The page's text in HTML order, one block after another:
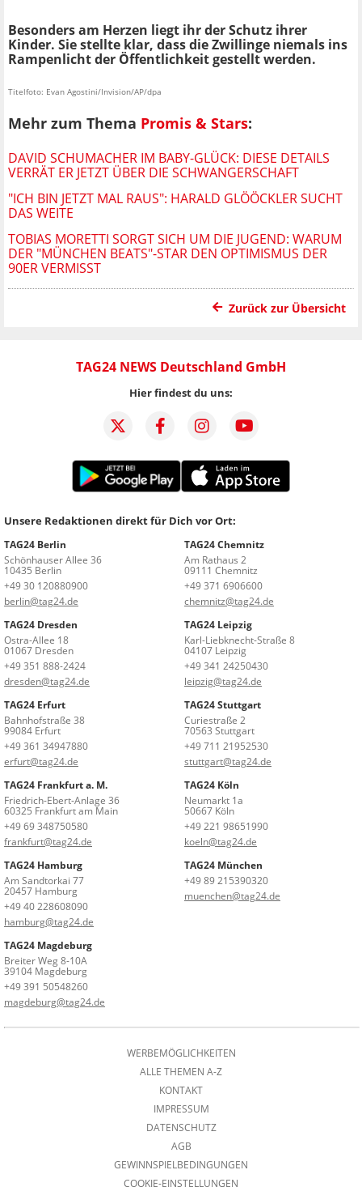
Besonders am Herzen liegt ihr der Schutz ihrer
Kinder. Sie stellte klar, dass die Zwillinge niemals ins
Rampenlicht der Öffentlichkeit gestellt werden.
Titelfoto: Evan Agostini/Invision/AP/dpa
Mehr zum Thema Promis & Stars:
DAVID SCHUMACHER IM BABY-GLÜCK: DIESE DETAILS
VERRÄT ER JETZT ÜBER DIE SCHWANGERSCHAFT
"ICH BIN JETZT MAL RAUS": HARALD GLÖÖCKLER SUCHT
DAS WEITE
TOBIAS MORETTI SORGT SICH UM DIE JUGEND: WARUM
DER "MÜNCHEN BEATS"-STAR DEN OPTIMISMUS DER
90ER VERMISST
Zurück zur Übersicht
TAG24 NEWS Deutschland GmbH
Hier findest du uns:
Unsere Redaktionen direkt für Dich vor Ort:
TAG24 Berlin
Schönhauser Allee 36
10435 Berlin
+49 30 120880900
berlin@tag24.de
TAG24 Chemnitz
Am Rathaus 2
09111 Chemnitz
+49 371 6906600
chemnitz@tag24.de
TAG24 Dresden
Ostra-Allee 18
01067 Dresden
+49 351 888-2424
dresden@tag24.de
TAG24 Leipzig
Karl-Liebknecht-Straße 8
04107 Leipzig
+49 341 24250430
leipzig@tag24.de
TAG24 Erfurt
Bahnhofstraße 38
99084 Erfurt
+49 361 34947880
erfurt@tag24.de
TAG24 Stuttgart
Curiestraße 2
70563 Stuttgart
+49 711 21952530
stuttgart@tag24.de
TAG24 Frankfurt a. M.
Friedrich-Ebert-Anlage 36
60325 Frankfurt am Main
+49 69 348750580
frankfurt@tag24.de
TAG24 Köln
Neumarkt 1a
50667 Köln
+49 221 98651990
koeln@tag24.de
TAG24 Hamburg
Am Sandtorkai 77
20457 Hamburg
+49 40 228608090
hamburg@tag24.de
TAG24 München
+49 89 215390320
muenchen@tag24.de
TAG24 Magdeburg
Breiter Weg 8-10A
39104 Magdeburg
+49 391 50548260
magdeburg@tag24.de
WERBEMÖGLICHKEITEN
ALLE THEMEN A-Z
KONTAKT
IMPRESSUM
DATENSCHUTZ
AGB
GEWINNSPIELBEDINGUNGEN
COOKIE-EINSTELLUNGEN